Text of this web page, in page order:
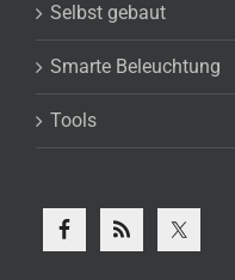
Selbst gebaut
Smarte Beleuchtung
Tools